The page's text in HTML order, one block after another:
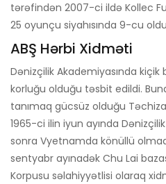
tərəfindən 2007-ci ildə Kollec
25 oyunçu siyahısında 9-cu
ABŞ Hərbi Xidməti
Dənizçilik Akademiyasında kiçik
korluğu olduğu təsbit edildi. Buna
tanımaq gücsüz olduğu
1965-ci ilin iyun ayında
sonra Vyetnamda könüllü
sentyabr ayınadək Chu Lai
Korpusu səlahiyyətlisi olaraq